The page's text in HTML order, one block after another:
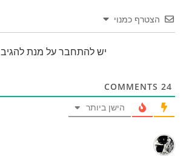
הצטרף כמנוי
יש להתחבר על מנת להגיב
24
הישן ביותר